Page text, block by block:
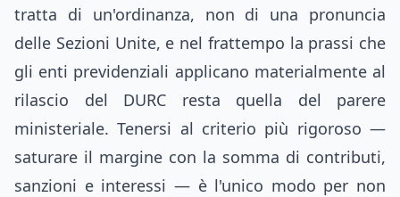
tratta di un'ordinanza, non di una pronuncia
delle Sezioni Unite, e nel frattempo la prassi che
gli enti previdenziali applicano materialmente al
rilascio del DURC resta quella del parere
ministeriale. Tenersi al criterio più rigoroso —
saturare il margine con la somma di contributi,
sanzioni e interessi — è l'unico modo per non